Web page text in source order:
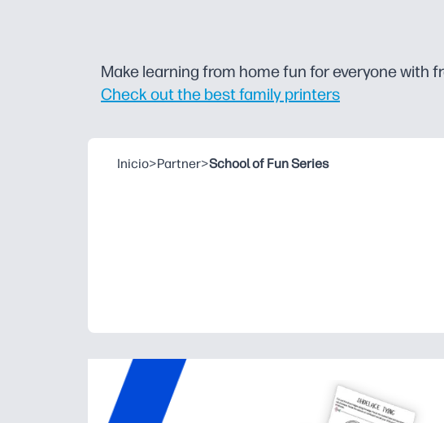
Make learning from home fun for everyone with
Check out the best family printers
Inicio>Partner>School of Fun Series